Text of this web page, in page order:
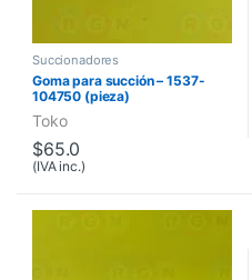
Succionadores
Goma para succión – 1537-
104750 (pieza)
Toko
$65.0
(IVA inc.)